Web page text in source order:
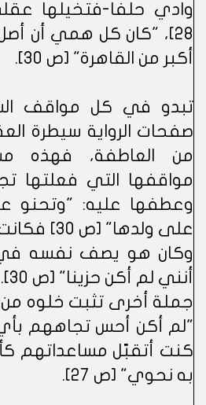
وادي حلفا-فتخيلها
28]، "كان كل همي أن
أكبر من القاهرة" [ص 30].
تبدو في كل مواقف
صفحات الرواية سيطرة
من العاطفة، فهذه
مواقفها التي فعلتها
وعطفها عليه: "وتحنو
على
وكان هو يصف نفسه في
أنني لم أكن حزينا" [ص 30].
جملة أخرى تثبت خلوه من
"لم أكن أحس تجاههم
كنت أتقبّل مساعداتهم
به نحوي" [ص 27].